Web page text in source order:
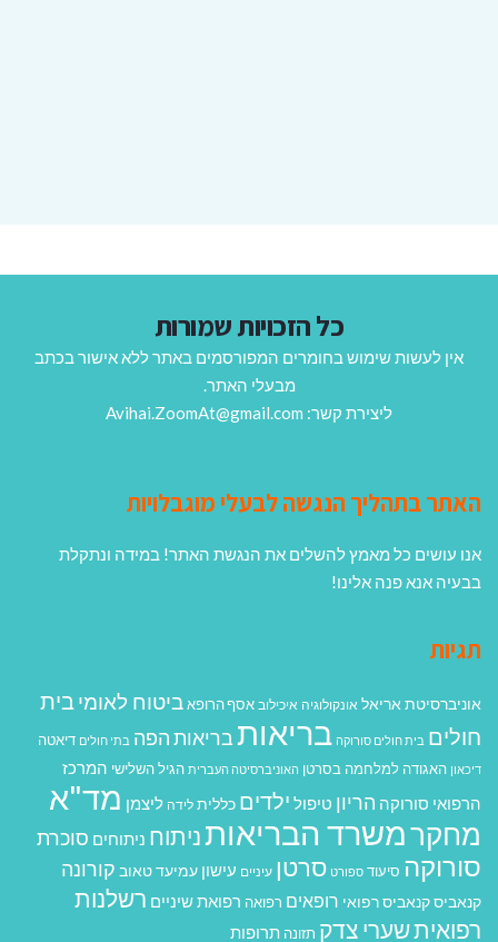
כל הזכויות שמורות
אין לעשות שימוש בחומרים המפורסמים באתר ללא אישור בכתב
מבעלי האתר.
ליצירת קשר: Avihai.ZoomAt@gmail.com
האתר בתהליך הנגשה לבעלי מוגבלויות
אנו עושים כל מאמץ להשלים את הנגשת האתר! במידה ונתקלת
בבעיה אנא פנה אלינו!
תגיות
אוניברסיטת אריאל אונקולוגיה איכילוב אסף הרופא ביטוח לאומיבית
חולים בית חולים סורוקה בריאותבריאות הפה בתי חולים דיאטה
דיכאון האגודה למלחמה בסרטן האוניברסיטה העברית הגיל השלישי המרכז
הרפואי סורוקה הריון טיפול ילדים כללית לידה ליצמן מד"א
מחקרמשרד הבריאותניתוח ניתוחים סוכרת
סורוקה סיעוד ספורט סרטן עיניים עישון עמיעד טאוב קורונה
קנאביסקנאביס רפואי רופאים רפואה רפואת שיניים רשלנות
רפואיתשערי צדק תזונה תרופות